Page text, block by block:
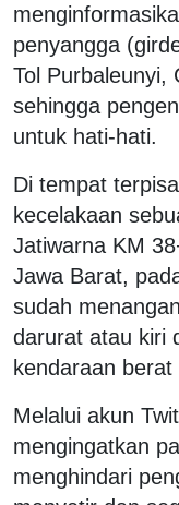
penyangga
Tol Purbaleunyi,
sehingga
untuk hati-hati.
Di tempat
kecelakaan
Jatiwarna KM
Jawa Barat,
sudah
darurat atau kiri
kendaraan berat
Melalui akun
mengingatkan
menghindari